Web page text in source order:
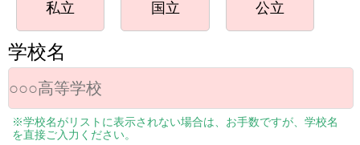
私立 国立 公立
学校名
※学校名がリストに表示されない場合は、お手数ですが、学校名
を直接ご入力ください。